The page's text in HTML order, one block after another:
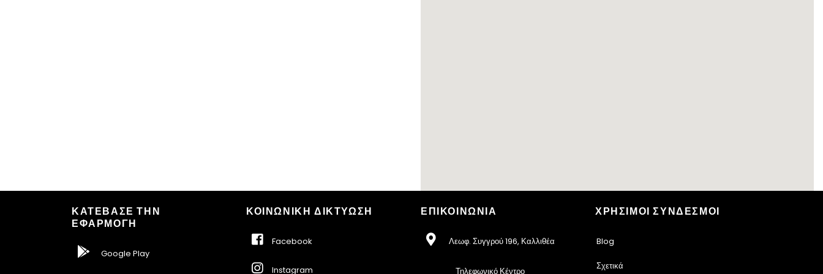
ΚΑΤΕΒΑΣΕ ΤΗΝ
ΕΦΑΡΜΟΓΗ
Google Play
ΚΟΙΝΩΝΙΚΗ ΔΙΚΤΥΩΣΗ
Facebook
Instagram
ΕΠΙΚΟΙΝΩΝΙΑ
Λεωφ. Συγγρού 196, Καλλιθέα
Τηλεφωνικό Κέντρο
ΧΡΗΣΙΜΟΙ ΣΥΝΔΕΣΜΟΙ
Blog
Σχετικά